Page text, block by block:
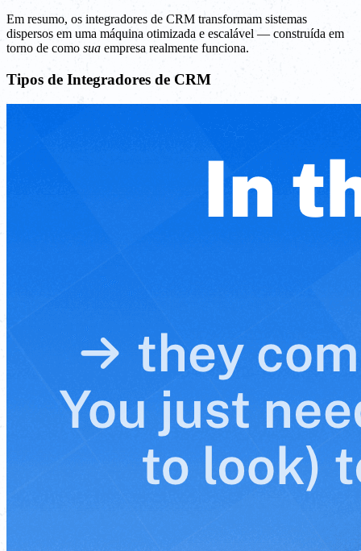
Em resumo, os integradores de CRM transformam sistemas
dispersos em uma máquina otimizada e escalável — construída em
torno de como sua empresa realmente funciona.
Tipos de Integradores de CRM